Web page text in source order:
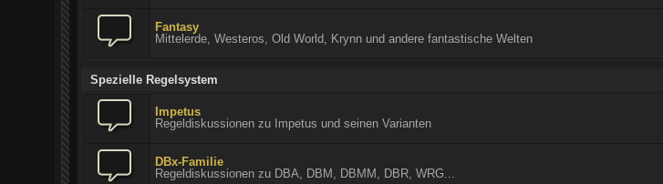
Fantasy
Mittelerde, Westeros, Old World, Krynn und andere fantastische Welten
Spezielle Regelsystem
Impetus
Regeldiskussionen zu Impetus und seinen Varianten
DBx-Familie
Regeldiskussionen zu DBA, DBM, DBMM, DBR, WRG...